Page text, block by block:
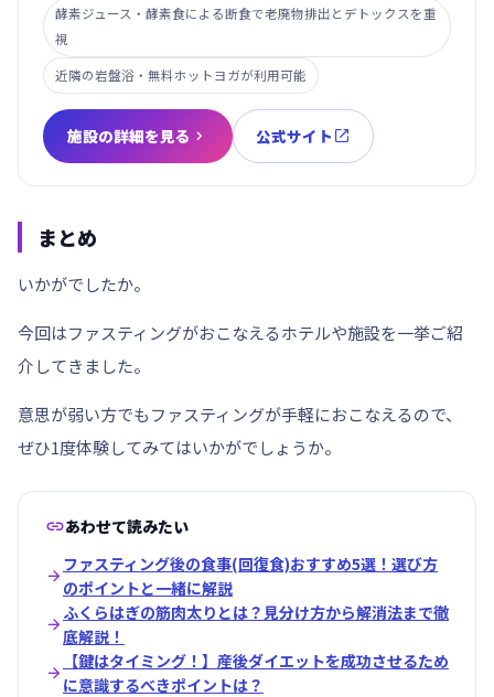
酵素ジュース・酵素食による断食で老廃物排出とデトックスを重
視
近隣の岩盤浴・無料ホットヨガが利用可能
施設の詳細を見る  公式サイト 
まとめ
いかがでしたか。
今回はファスティングがおこなえるホテルや施設を一挙ご紹
介してきました。
意思が弱い方でもファスティングが手軽におこなえるので、
ぜひ1度体験してみてはいかがでしょうか。
あわせて読みたい

ファスティング後の食事(回復食)おすすめ5選！選び方
のポイントと一緒に解説

ふくらはぎの筋肉太りとは？見分け方から解消法まで徹
底解説！

【鍵はタイミング！】産後ダイエットを成功させるため
に意識するべきポイントは？